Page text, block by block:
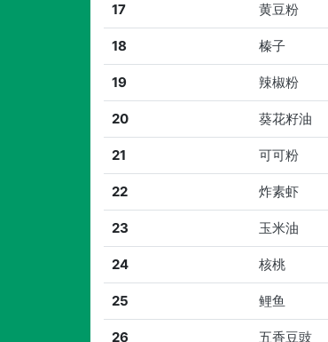
17 黄豆粉
18 榛子
19 辣椒粉
20 葵花籽油
21 可可粉
22 炸素虾
23 玉米油
24 核桃
25 鲤鱼
26 五香豆豉